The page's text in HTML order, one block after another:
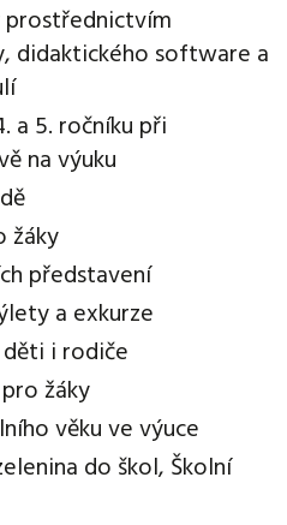
prostřednictvím
didaktického software a
a 5. ročníku při
na výuku
žáky
představení
a exkurze
i rodiče
žáky
věku ve výuce
do škol, Školní